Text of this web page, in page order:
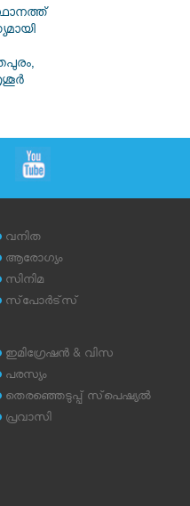
വനിത
ആരോഗ്യം
സിനിമ
സ്‌പോര്‍ട്‌സ്
ഇമിഗ്രേഷന്‍ & വിസ
പരസ്യം
തെരഞ്ഞെടുപ്പ് സ്‌പെഷ്യല്‍
പ്രവാസി